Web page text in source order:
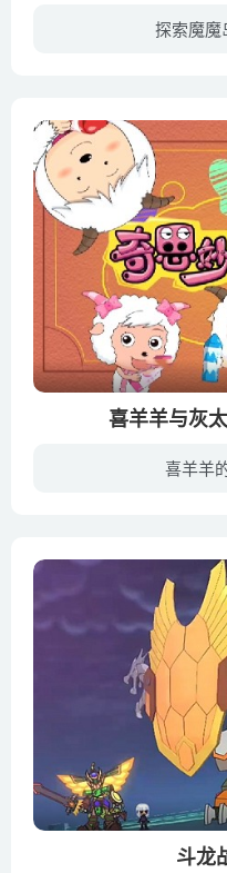
探索魔魔
喜羊羊与灰
喜羊羊
斗龙